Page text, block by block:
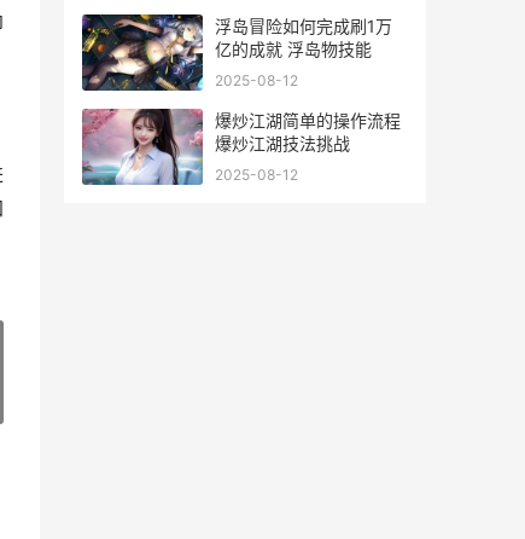
浮岛冒险如何完成刷1万
亿的成就 浮岛物技能
2025-08-12
爆炒江湖简单的操作流程
爆炒江湖技法挑战
2025-08-12